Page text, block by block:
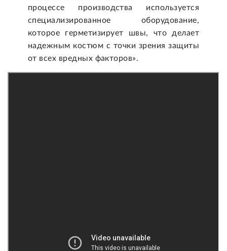
процессе производства используется
специализированное оборудование,
которое герметизирует швы, что делает
надежным костюм с точки зрения защиты
от всех вредных факторов».